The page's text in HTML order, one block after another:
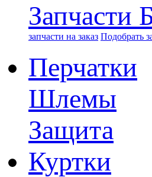
Запчасти
запчасти на заказ Подобрать
Перчатки
Шлемы
Защита
Куртки